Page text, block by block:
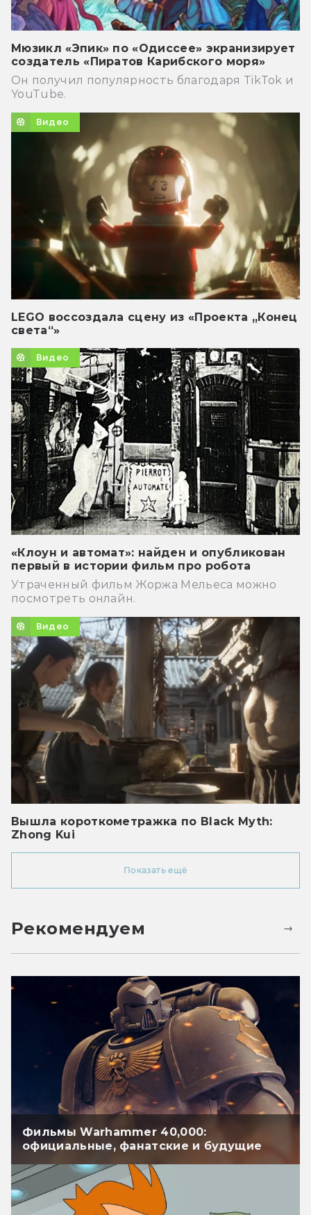
Мюзикл «Эпик» по «Одиссее» экранизирует
создатель «Пиратов Карибского моря»
Он получил популярность благодаря TikTok и
YouTube.
Видео
LEGO воссоздала сцену из «Проекта „Конец
света“»
Видео
«Клоун и автомат»: найден и опубликован
первый в истории фильм про робота
Утраченный фильм Жоржа Мельеса можно
посмотреть онлайн.
Видео
Вышла короткометражка по Black Myth:
Zhong Kui
Показать ещё
Рекомендуем
Фильмы Warhammer 40,000:
официальные, фанатские и будущие